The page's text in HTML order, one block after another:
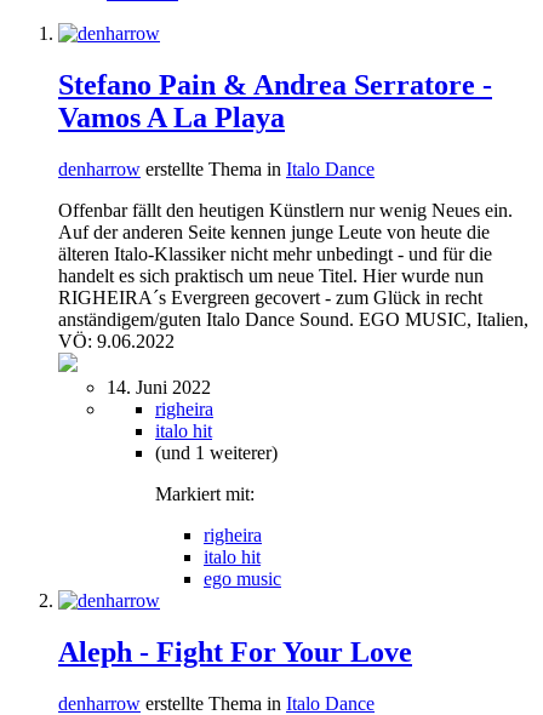
Stefano Pain & Andrea Serratore -
Vamos A La Playa
denharrow erstellte Thema in Italo Dance
Offenbar fällt den heutigen Künstlern nur wenig Neues ein.
Auf der anderen Seite kennen junge Leute von heute die
älteren Italo-Klassiker nicht mehr unbedingt - und für die
handelt es sich praktisch um neue Titel. Hier wurde nun
RIGHEIRA´s Evergreen gecovert - zum Glück in recht
anständigem/guten Italo Dance Sound. EGO MUSIC, Italien,
VÖ: 9.06.2022
14. Juni 2022
righeira
italo hit
(und 1 weiterer)
Markiert mit:
righeira
italo hit
ego music
Aleph - Fight For Your Love
denharrow erstellte Thema in Italo Dance